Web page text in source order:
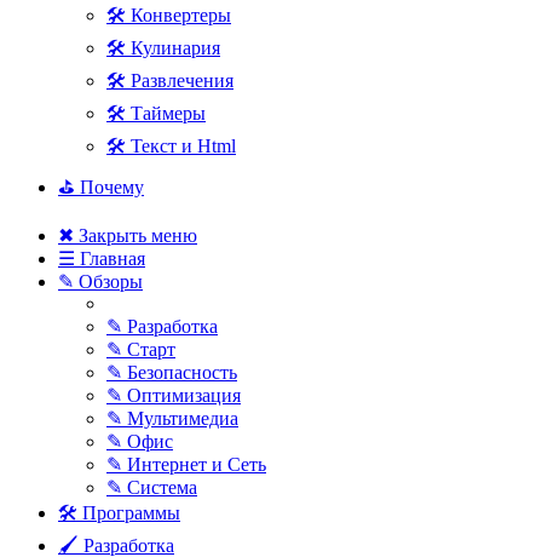
🛠 Конвертеры
🛠 Кулинария
🛠 Развлечения
🛠 Таймеры
🛠 Текст и Html
⛳ Почему
✖ Закрыть меню
☰ Главная
✎ Обзоры
✎ Разработка
✎ Старт
✎ Безопасность
✎ Оптимизация
✎ Мультимедиа
✎ Офис
✎ Интернет и Сеть
✎ Система
🛠 Программы
🖌 Разработка